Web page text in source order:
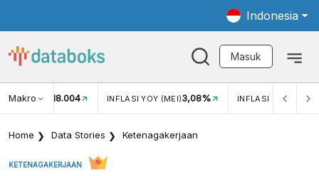
Indonesia
Masuk
Makro
USD/IDR 18.004 INFLASI YOY (MEI)3,08% INFLASI MOM (MEI)
Home Data Stories Ketenagakerjaan
KETENAGAKERJAAN